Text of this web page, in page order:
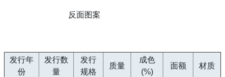
反面图案
发行年
份
发行数
量
发行
规格
质量
成色
(%)
面额 材质